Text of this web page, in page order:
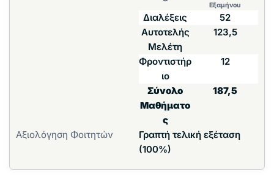
Εξαμήνου
Διαλέξεις
52
Αυτοτελής
Μελέτη
123,5
Φροντιστήρ
ιο
12
Σύνολο
Μαθήματο
ς
187,5
Αξιολόγηση Φοιτητών
Γραπτή τελική εξέταση
(100%)